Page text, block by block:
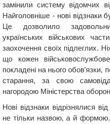
замінили систему відомчих
Найголовніше - нові відзнаки
Це дозволило
українських військових
заохочення своїх підлеглих.
що кожен
покладені на нього обов'язки,
старання, за свою
нагородою Міністерства
Нові відзнаки відрізнялися
не тільки назвою, а й